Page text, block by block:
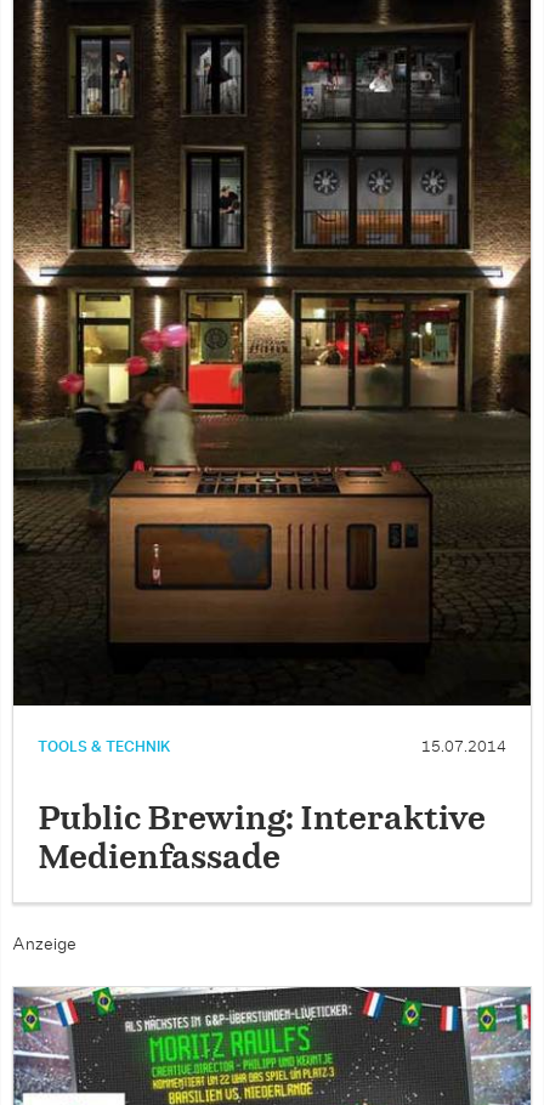
TOOLS & TECHNIK 15.07.2014
Public Brewing: Interaktive
Medienfassade
Anzeige